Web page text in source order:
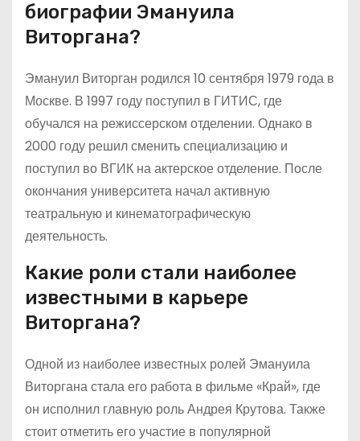
биографии Эмануила
Виторгана?
Эмануил Виторган родился 10 сентября 1979 года в
Москве. В 1997 году поступил в ГИТИС, где
обучался на режиссерском отделении. Однако в
2000 году решил сменить специализацию и
поступил во ВГИК на актерское отделение. После
окончания университета начал активную
театральную и кинематографическую
деятельность.
Какие роли стали наиболее
известными в карьере
Виторгана?
Одной из наиболее известных ролей Эмануила
Виторгана стала его работа в фильме «Край», где
он исполнил главную роль Андрея Крутова. Также
стоит отметить его участие в популярной